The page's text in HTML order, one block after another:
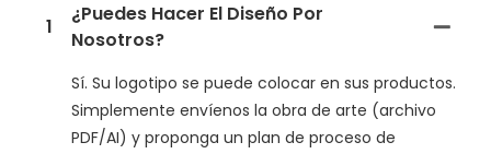
1
¿Puedes Hacer El Diseño Por
Nosotros?
Sí. Su logotipo se puede colocar en sus productos.
Simplemente envíenos la obra de arte (archivo
PDF/AI) y proponga un plan de proceso de